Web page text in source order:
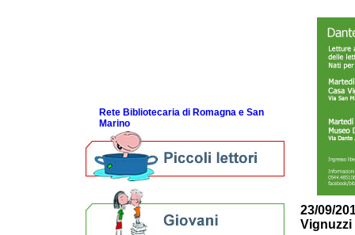
23/09/
Vignuzzi
Rete Bibliotecaria di Romagna e San
Marino